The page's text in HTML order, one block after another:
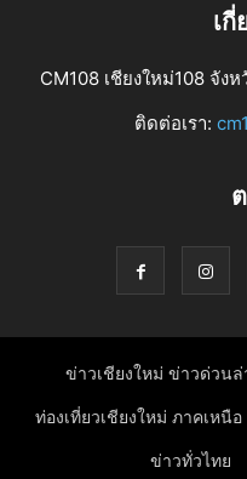
เกี่
CM108 เชียงใหม่108 จัง
ติดต่อเรา:
ข่าวเชียงใหม่ ข่าวด่วนล่
ท่องเที่ยวเชียงใหม่ ภาคเหนือ
ข่าวทั่วไทย